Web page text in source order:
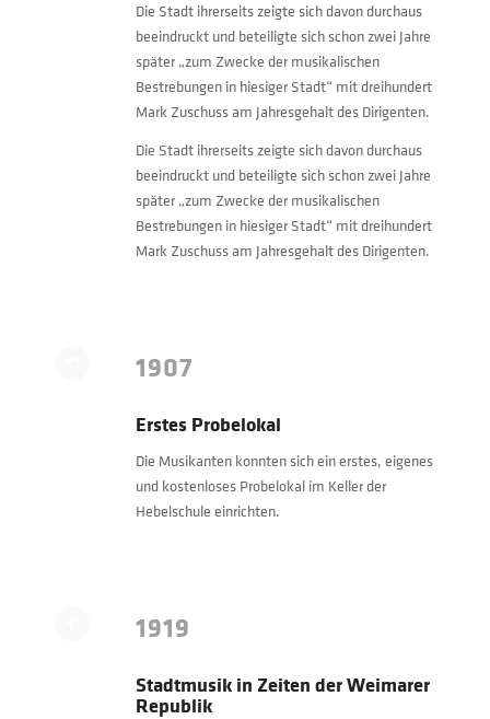
Die Stadt ihrerseits zeigte sich davon durchaus
beeindruckt und beteiligte sich schon zwei Jahre
später „zum Zwecke der musikalischen
Bestrebungen in hiesiger Stadt“ mit dreihundert
Mark Zuschuss am Jahresgehalt des Dirigenten.
Die Stadt ihrerseits zeigte sich davon durchaus
beeindruckt und beteiligte sich schon zwei Jahre
später „zum Zwecke der musikalischen
Bestrebungen in hiesiger Stadt“ mit dreihundert
Mark Zuschuss am Jahresgehalt des Dirigenten.
1907
Erstes Probelokal
Die Musikanten konnten sich ein erstes, eigenes
und kostenloses Probelokal im Keller der
Hebelschule einrichten.
1919
Stadtmusik in Zeiten der Weimarer
Republik